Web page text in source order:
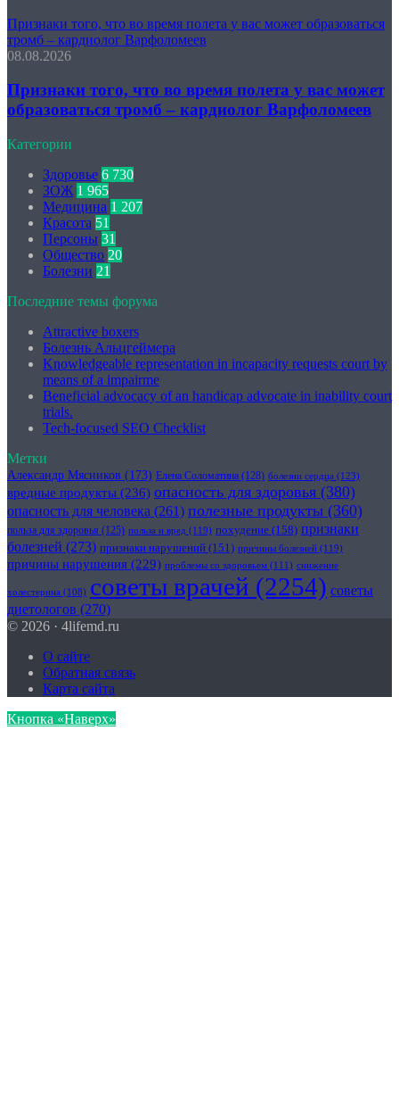
Признаки того, что во время полета у вас может образоваться
тромб – кардиолог Варфоломеев
08.08.2026
Признаки того, что во время полета у вас может
образоваться тромб – кардиолог Варфоломеев
Категории
Здоровье 6 730
ЗОЖ 1 965
Медицина 1 207
Красота 51
Персоны 31
Общество 20
Болезни 21
Последние темы форума
Attractive boxers
Болезнь Альцгеймера
Knowledgeable representation in incapacity requests court by
means of a impairme
Beneficial advocacy of an handicap advocate in inability court
trials.
Tech-focused SEO Checklist
Метки
Александр Мясников (173) Елена Соломатина (128) болезни сердца (123)
вредные продукты (236) опасность для здоровья (380)
опасность для человека (261) полезные продукты (360)
польза для здоровья (125) польза и вред (119) похудение (158) признаки
болезней (273) признаки нарушений (151) причины болезней (119)
причины нарушения (229) проблемы со здоровьем (111) снижение
холестерина (108) советы врачей (2254) советы
диетологов (270)
© 2026 · 4lifemd.ru
О сайте
Обратная связь
Карта сайта
Кнопка «Наверх»